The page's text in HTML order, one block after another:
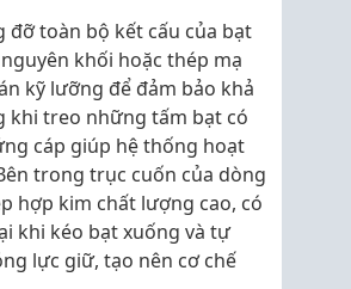
toàn bộ kết cấu của bạt
khối hoặc thép mạ
kỹ lưỡng để đảm bảo khả
khi treo những tấm bạt có
cáp giúp hệ thống hoạt
trong trục cuốn của dòng
hợp kim chất lượng cao, có
khi kéo bạt xuống và tự
lực giữ, tạo nên cơ chế